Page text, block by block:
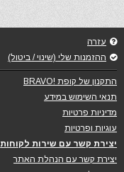
עזרה
ההזמנות שלי (שינוי / ביטול)
התקנון של קופת !BRAVO
תנאי השימוש במידע
מדיניות פרטיות
עוגיות ופרטיות
יצירת קשר עם שירות לקוחות
יצירת קשר עם הנהלת האתר